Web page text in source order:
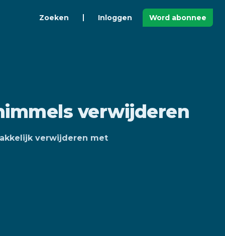
Zoeken Inloggen Word abonnee
verwijderen
verwijderen met